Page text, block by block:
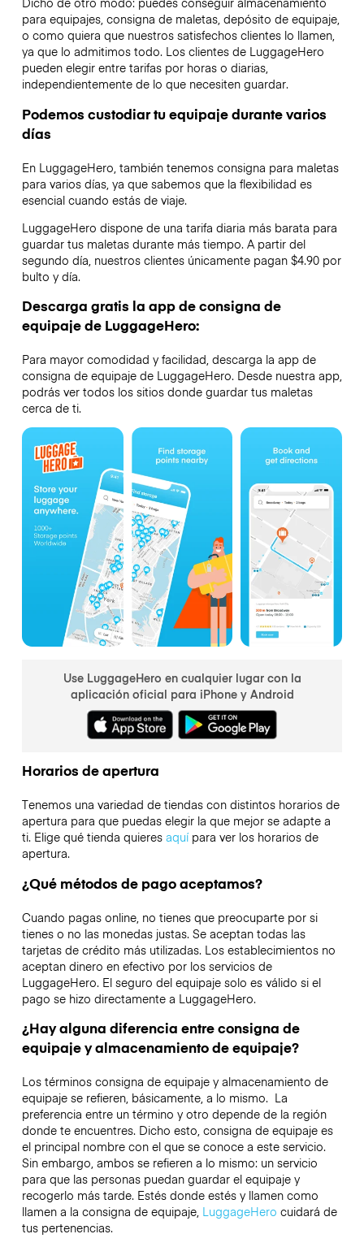
para equipajes, consigna de maletas, depósito de equipaje,
o como quiera que nuestros satisfechos clientes lo llamen,
ya que lo admitimos todo. Los clientes de LuggageHero
pueden elegir entre tarifas por horas o diarias,
independientemente de lo que necesiten guardar.
Podemos custodiar tu equipaje durante varios
días
En LuggageHero, también tenemos consigna para maletas
para varios días, ya que sabemos que la flexibilidad es
esencial cuando estás de viaje.
LuggageHero dispone de una tarifa diaria más barata para
guardar tus maletas durante más tiempo. A partir del
segundo día, nuestros clientes únicamente pagan $4.90 por
bulto y día.
Descarga gratis la app de consigna de
equipaje de LuggageHero:
Para mayor comodidad y facilidad, descarga la app de
consigna de equipaje de LuggageHero. Desde nuestra app,
podrás ver todos los sitios donde guardar tus maletas
cerca de ti.
Use LuggageHero en cualquier lugar con la
aplicación oficial para iPhone y Android
Horarios de apertura
Tenemos una variedad de tiendas con distintos horarios de
apertura para que puedas elegir la que mejor se adapte a
ti. Elige qué tienda quieres aquípara ver los horarios de
apertura.
¿Qué métodos de pago aceptamos?
Cuando pagas online, no tienes que preocuparte por si
tienes o no las monedas justas. Se aceptan todas las
tarjetas de crédito más utilizadas. Los establecimientos no
aceptan dinero en efectivo por los servicios de
LuggageHero. El seguro del equipaje solo es válido si el
pago se hizo directamente a LuggageHero.
¿Hay alguna diferencia entre consigna de
equipaje y almacenamiento de equipaje?
Los términos consigna de equipaje y almacenamiento de
equipaje se refieren, básicamente, a lo mismo. La
preferencia entre un término y otro depende de la región
donde te encuentres. Dicho esto, consigna de equipaje es
el principal nombre con el que se conoce a este servicio.
Sin embargo, ambos se refieren a lo mismo: un servicio
para que las personas puedan guardar el equipaje y
recogerlo más tarde. Estés donde estés y llamen como
llamen a la consigna de equipaje, LuggageHero cuidará de
tus pertenencias.